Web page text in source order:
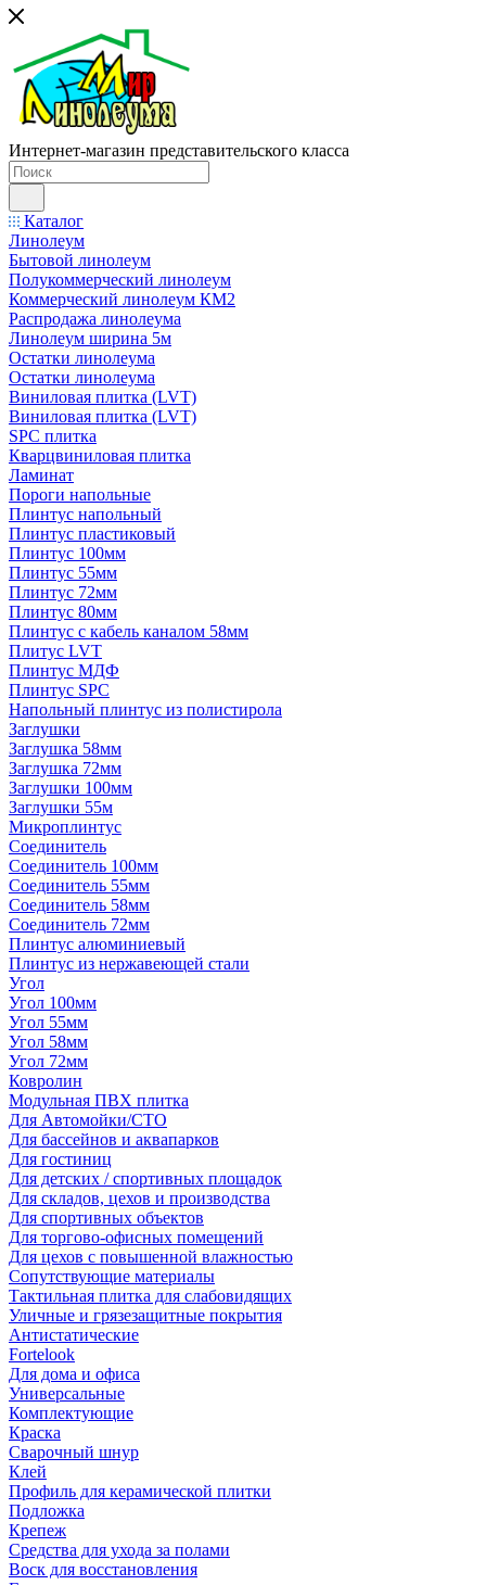
Интернет-магазин представительского класса
Каталог
Линолеум
Бытовой линолеум
Полукоммерческий линолеум
Коммерческий линолеум КМ2
Распродажа линолеума
Линолеум ширина 5м
Остатки линолеума
Остатки линолеума
Виниловая плитка (LVT)
Виниловая плитка (LVT)
SPC плитка
Кварцвиниловая плитка
Ламинат
Пороги напольные
Плинтус напольный
Плинтус пластиковый
Плинтус 100мм
Плинтус 55мм
Плинтус 72мм
Плинтус 80мм
Плинтус с кабель каналом 58мм
Плитус LVT
Плинтус МДФ
Плинтус SPC
Напольный плинтус из полистирола
Заглушки
Заглушка 58мм
Заглушка 72мм
Заглушки 100мм
Заглушки 55м
Микроплинтус
Соединитель
Соединитель 100мм
Соединитель 55мм
Соединитель 58мм
Соединитель 72мм
Плинтус алюминиевый
Плинтус из нержавеющей стали
Угол
Угол 100мм
Угол 55мм
Угол 58мм
Угол 72мм
Ковролин
Модульная ПВХ плитка
Для Автомойки/СТО
Для бассейнов и аквапарков
Для гостиниц
Для детских / спортивных площадок
Для складов, цехов и производства
Для спортивных объектов
Для торгово-офисных помещений
Для цехов с повышенной влажностью
Сопутствующие материалы
Тактильная плитка для слабовидящих
Уличные и грязезащитные покрытия
Антистатические
Fortelook
Для дома и офиса
Универсальные
Комплектующие
Краска
Сварочный шнур
Клей
Профиль для керамической плитки
Подложка
Крепеж
Средства для ухода за полами
Воск для восстановления